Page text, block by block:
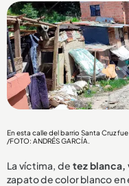
En esta calle del barrio Santa Cruz
/FOTO: ANDRÉS GARCÍA.
La víctima, de tez blanca,
zapato de color blanco en